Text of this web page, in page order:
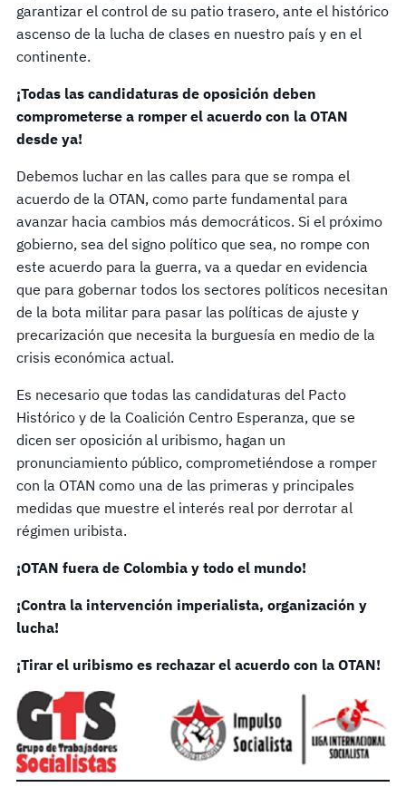
garantizar el control de su patio trasero, ante el histórico
ascenso de la lucha de clases en nuestro país y en el
continente.
¡Todas las candidaturas de oposición deben
comprometerse a romper el acuerdo con la OTAN
desde ya!
Debemos luchar en las calles para que se rompa el
acuerdo de la OTAN, como parte fundamental para
avanzar hacia cambios más democráticos. Si el próximo
gobierno, sea del signo político que sea, no rompe con
este acuerdo para la guerra, va a quedar en evidencia
que para gobernar todos los sectores políticos necesitan
de la bota militar para pasar las políticas de ajuste y
precarización que necesita la burguesía en medio de la
crisis económica actual.
Es necesario que todas las candidaturas del Pacto
Histórico y de la Coalición Centro Esperanza, que se
dicen ser oposición al uribismo, hagan un
pronunciamiento público, comprometiéndose a romper
con la OTAN como una de las primeras y principales
medidas que muestre el interés real por derrotar al
régimen uribista.
¡OTAN fuera de Colombia y todo el mundo!
¡Contra la intervención imperialista, organización y
lucha!
¡Tirar el uribismo es rechazar el acuerdo con la OTAN!